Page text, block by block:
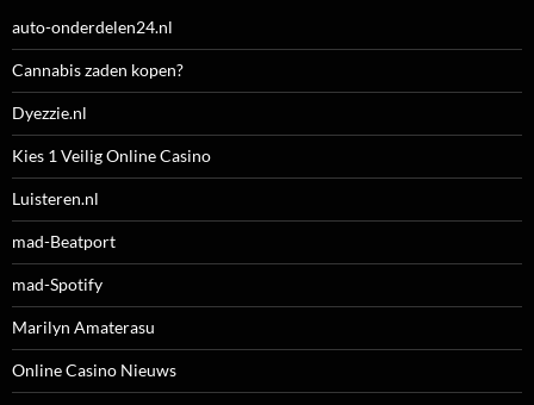
auto-onderdelen24.nl
Cannabis zaden kopen?
Dyezzie.nl
Kies 1 Veilig Online Casino
Luisteren.nl
mad-Beatport
mad-Spotify
Marilyn Amaterasu
Online Casino Nieuws